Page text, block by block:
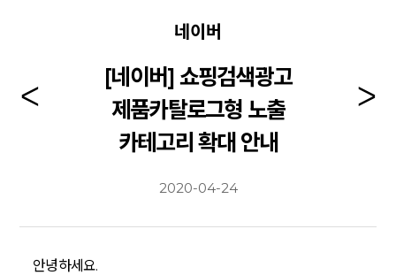
네이버
[네이버] 쇼핑검색광고
제품카탈로그형 노출
카테고리 확대 안내
2020-04-24
안녕하세요.